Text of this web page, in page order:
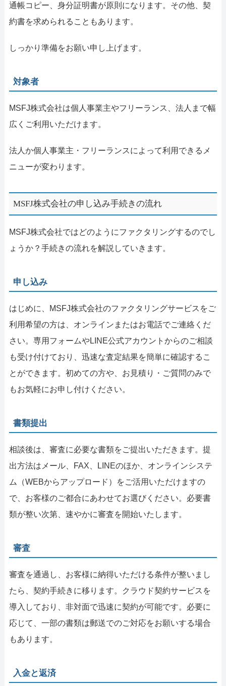
通帳コピー、身分証明書が原則になります。その他、契
約書を求められることもあります。
しっかり準備をお願い申し上げます。
対象者
MSFJ株式会社は個人事業主やフリーランス、法人まで幅
広くご利用いただけます。
法人か個人事業主・フリーランスによって利用できるメ
ニューが変わります。
MSFJ株式会社の申し込み手続きの流れ
MSFJ株式会社ではどのようにファクタリングするのでし
ょうか？手続きの流れを解説していきます。
申し込み
はじめに、MSFJ株式会社のファクタリングサービスをご
利用希望の方は、オンラインまたはお電話でご連絡くだ
さい。専用フォームやLINE公式アカウントからのご相談
も受け付けており、迅速な査定結果を簡単に確認するこ
とができます。初めての方や、お見積り・ご質問のみで
もお気軽にお申し付けください。
書類提出
相談後は、審査に必要な書類をご提出いただきます。提
出方法はメール、FAX、LINEのほか、オンラインシステ
ム（WEBからアップロード）をご活用いただけますの
で、お客様のご都合にあわせてお選びください。必要書
類が整い次第、速やかに審査を開始いたします。
審査
審査を通過し、お客様に納得いただける条件が整いまし
たら、契約手続きに移ります。クラウド契約サービスを
導入しており、非対面で迅速に契約が可能です。必要に
応じて、一部の書類は郵送でのご対応をお願いする場合
もあります。
入金と返済